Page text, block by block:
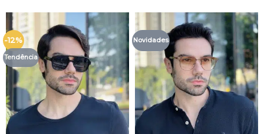
-12%
Tendência
Novidades